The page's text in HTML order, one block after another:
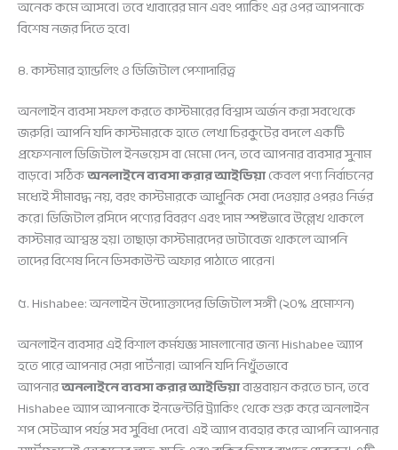
অনেক কমে আসবে। তবে খাবারের মান এবং প্যাকিং এর ওপর আপনাকে
বিশেষ নজর দিতে হবে।
৪. কাস্টমার হ্যান্ডলিং ও ডিজিটাল পেশাদারিত্ব
অনলাইন ব্যবসা সফল করতে কাস্টমারের বিশ্বাস অর্জন করা সবথেকে
জরুরি। আপনি যদি কাস্টমারকে হাতে লেখা চিরকুটের বদলে একটি
প্রফেশনাল ডিজিটাল ইনভয়েস বা মেমো দেন, তবে আপনার ব্যবসার সুনাম
বাড়বে। সঠিকঅনলাইনে ব্যবসা করার আইডিয়াকেবল পণ্য নির্বাচনের
মধ্যেই সীমাবদ্ধ নয়, বরং কাস্টমারকে আধুনিক সেবা দেওয়ার ওপরও নির্ভর
করে। ডিজিটাল রসিদে পণ্যের বিবরণ এবং দাম স্পষ্টভাবে উল্লেখ থাকলে
কাস্টমার আশ্বস্ত হয়। তাছাড়া কাস্টমারদের ডাটাবেজ থাকলে আপনি
তাদের বিশেষ দিনে ডিসকাউন্ট অফার পাঠাতে পারেন।
৫. Hishabee: অনলাইন উদ্যোক্তাদের ডিজিটাল সঙ্গী (২০% প্রমোশন)
অনলাইন ব্যবসার এই বিশাল কর্মযজ্ঞ সামলানোর জন্য Hishabee অ্যাপ
হতে পারে আপনার সেরা পার্টনার। আপনি যদি নিখুঁতভাবে
আপনারঅনলাইনে ব্যবসা করার আইডিয়াবাস্তবায়ন করতে চান, তবে
Hishabee অ্যাপ আপনাকে ইনভেন্টরি ট্র্যাকিং থেকে শুরু করে অনলাইন
শপ সেটআপ পর্যন্ত সব সুবিধা দেবে। এই অ্যাপ ব্যবহার করে আপনি আপনার